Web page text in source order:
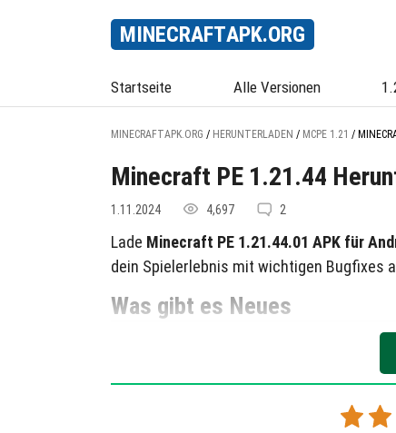
MINECRAFTAPK.ORG
Startseite Alle Versionen
MINECRAFTAPK.ORG / HERUNTERLADEN / MCPE 1.21 /
Minecraft PE 1.21.44
1.11.2024 4,697 2
Lade Minecraft PE 1.21.44.01 APK für
dein Spielerlebnis mit wichtigen Bugfixes
Was gibt es Neues
Verbesserte Kompatibilität mit Xbox
Genieße ein flüssigeres Gameplay und